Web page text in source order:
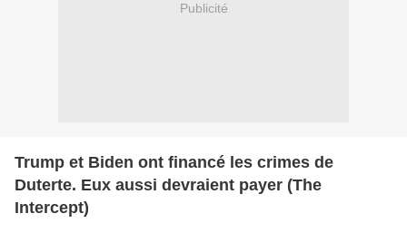
Publicité
Trump et Biden ont financé les crimes de
Duterte. Eux aussi devraient payer (The
Intercept)